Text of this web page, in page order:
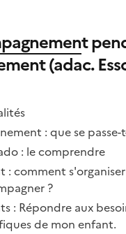
t
(adac.
: que se passe-
: le comprendre
: comment
?
: Répondre aux
de mon enfant.